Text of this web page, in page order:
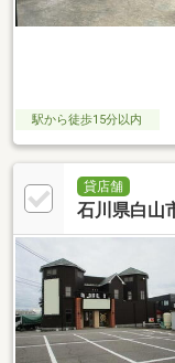
駅から徒歩15分以内
貸店舗
石川県白山